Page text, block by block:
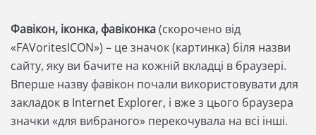
Фавікон, іконка, фавіконка(скорочено від
«FAVoritesICON») – це значок (картинка) біля назви
сайту, яку ви бачите на кожній вкладці в браузері.
Вперше назву фавікон почали використовувати для
закладок в Internet Explorer, і вже з цього браузера
значки «для вибраного» перекочувала на всі інші.